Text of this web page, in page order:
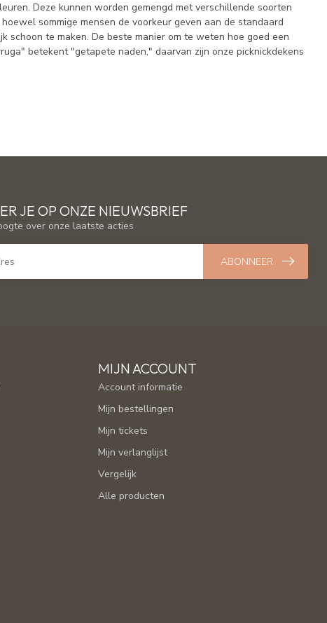
Deze kunnen worden gemengd met verschillende soorten
sommige mensen de voorkeur geven aan de standaard
schoon te maken. De beste manier om te weten hoe goed een
betekent "getapete naden," daarvan zijn onze picknickdekens
JE OP ONZE NIEUWSBRIEF
over onze laatste acties
ABONNEER
MIJN ACCOUNT
Account informatie
Mijn bestellingen
Mijn tickets
Mijn verlanglijst
Vergelijk
Alle producten